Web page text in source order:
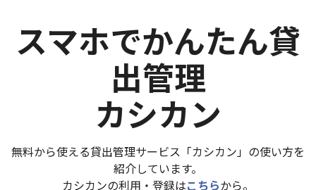
スマホでかんたん貸
出管理
カシカン
無料から使える貸出管理サービス「カシカン」の使い方を
紹介しています。
カシカンの利用・登録はこちらから。